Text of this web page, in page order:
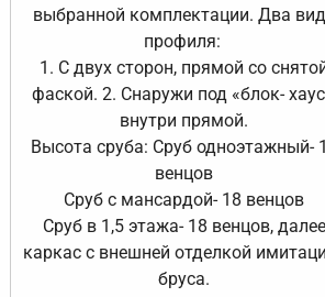
выбранной комплектации. Два
профиля:
1. С двух сторон, прямой со
фаской. 2. Снаружи под «блок-
внутри прямой.
Высота сруба: Сруб одноэтажный-
венцов
Сруб с мансардой- 18 венцов
Сруб в 1,5 этажа- 18 венцов, далее
каркас с внешней отделкой
бруса.